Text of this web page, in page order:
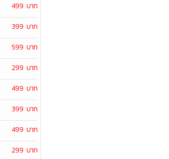
499 บาท
399 บาท
599 บาท
299 บาท
499 บาท
399 บาท
499 บาท
299 บาท